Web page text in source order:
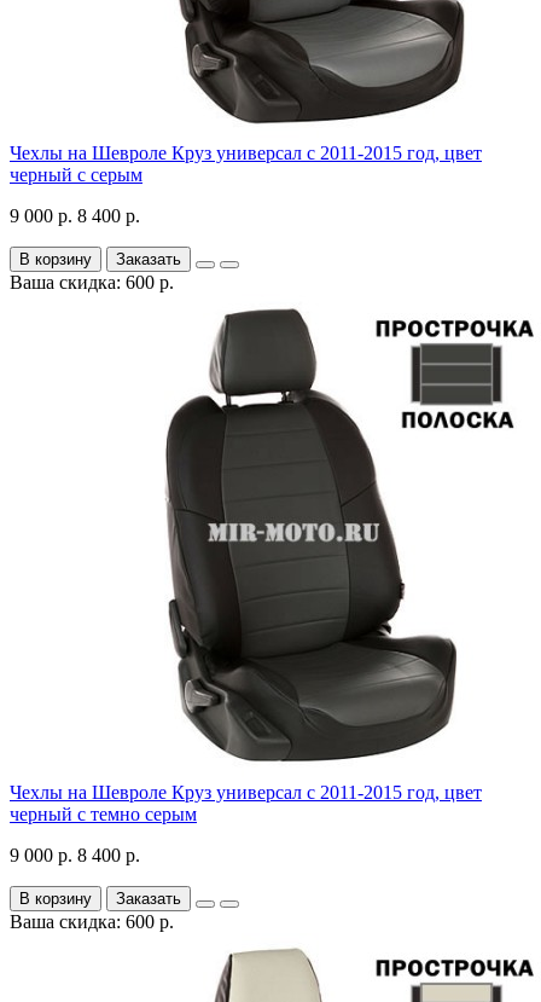
Чехлы на Шевроле Круз универсал с 2011-2015 год, цвет
черный с серым
9 000 р. 8 400 р.
В корзину Заказать
Ваша скидка: 600 р.
Чехлы на Шевроле Круз универсал с 2011-2015 год, цвет
черный с темно серым
9 000 р. 8 400 р.
В корзину Заказать
Ваша скидка: 600 р.